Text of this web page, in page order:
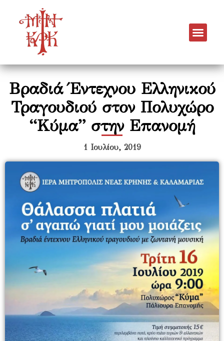
Βραδιά Έντεχνου Ελληνικού
Τραγουδιού στον Πολυχώρο
“Κύμα” στην Επανομή
1 Ιουλίου, 2019